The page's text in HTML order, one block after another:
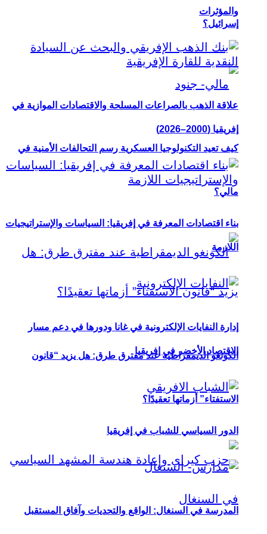
إسرائيل؟
كيف تعيد التكنولوجيا العسكرية رسم التحالفات الأمنية في
مالي؟
الكونغو الديمقراطية عند مفترق طرق: هل يزيد “قانون
الاستفتاء” أزماتها تعقيدًا؟
والمؤثرات
علاقة الذهب بالصراعات المسلحة والاقتصادات الموازية في
إفريقيا (2000–2026)
بناء اقتصادات المعرفة في إفريقيا: السياسات والإستراتيجيات
اللازمة
إدارة النفايات الإلكترونية في غانا ودورها في دعم مسار
الاقتصاد الأخضر في إفريقيا
الدور السياسي للشباب في إفريقيا
المدرسة في السنغال: الواقع والتحديات وآفاق المستقبل